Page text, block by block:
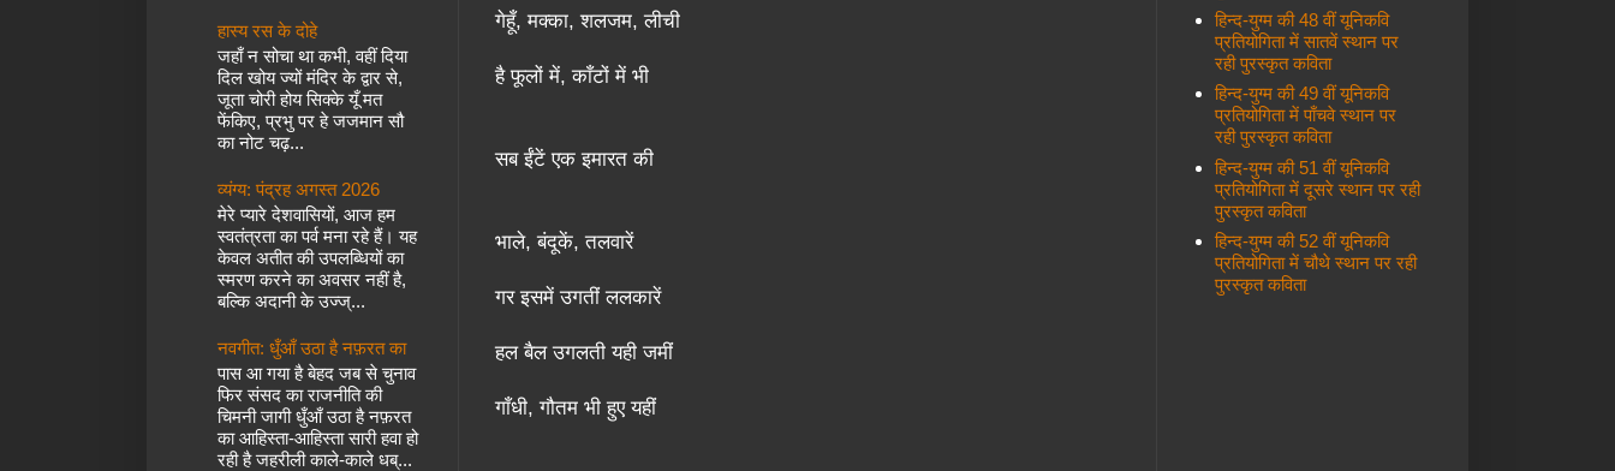
गेहूँ, मक्का, शलजम, लीची
है फूलों में, काँटों में भी
सब ईंटें एक इमारत की
भाले, बंदूकें, तलवारें
गर इसमें उगतीं ललकारें
हल बैल उगलती यही जमीं
गाँधी, गौतम भी हुए यहीं
हास्य रस के दोहे
जहाँ न सोचा था कभी, वहीं दिया
दिल खोय ज्यों मंदिर के द्वार से,
जूता चोरी होय सिक्के यूँ मत
फेंकिए, प्रभु पर हे जजमान सौ
का नोट चढ़...
व्यंग्य: पंद्रह अगस्त 2026
मेरे प्यारे देशवासियों, आज हम
स्वतंत्रता का पर्व मना रहे हैं। यह
केवल अतीत की उपलब्धियों का
स्मरण करने का अवसर नहीं है,
बल्कि अदानी के उज्ज्...
नवगीत: धुँआँ उठा है नफ़रत का
पास आ गया है बेहद जब से चुनाव
फिर संसद का राजनीति की
चिमनी जागी धुँआँ उठा है नफ़रत
का आहिस्ता-आहिस्ता सारी हवा हो
रही है जहरीली काले-काले धब्...
हिन्द-युग्म की 48 वीं यूनिकवि
प्रतियोगिता में सातवें स्थान पर
रही पुरस्कृत कविता
हिन्द-युग्म की 49 वीं यूनिकवि
प्रतियोगिता में पाँचवे स्थान पर
रही पुरस्कृत कविता
हिन्द-युग्म की 51 वीं यूनिकवि
प्रतियोगिता में दूसरे स्थान पर रही
पुरस्कृत कविता
हिन्द-युग्म की 52 वीं यूनिकवि
प्रतियोगिता में चौथे स्थान पर रही
पुरस्कृत कविता